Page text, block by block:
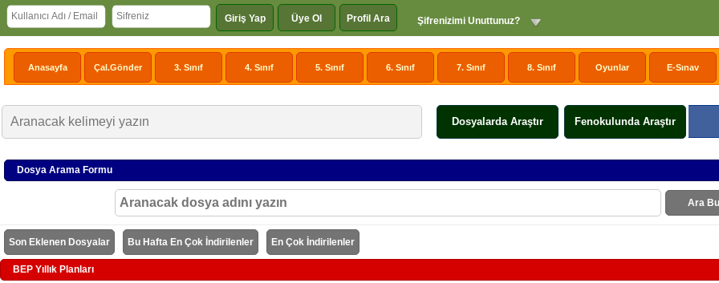
Giriş Yap Üye Ol Profil Ara Şifrenizimi Unuttunuz?
Anasayfa Çal.Gönder 3. Sınıf 4. Sınıf 5. Sınıf 6. Sınıf 7. Sınıf 8. Sınıf Oyunlar E-Sınav
Dosyalarda Araştır Fenokulunda Araştır
Dosya Arama Formu
Ara
Son Eklenen Dosyalar Bu Hafta En Çok İndirilenler En Çok İndirilenler
BEP Yıllık Planları